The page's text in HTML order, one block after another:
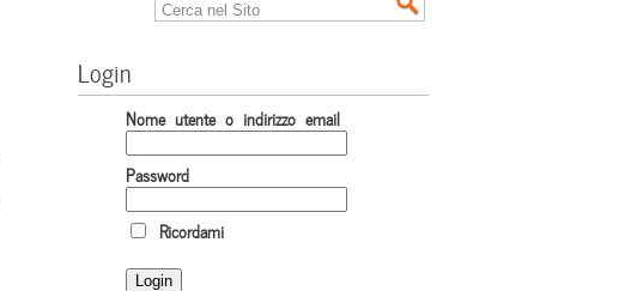
Login
Nome utente o indirizzo email
Password
Ricordami